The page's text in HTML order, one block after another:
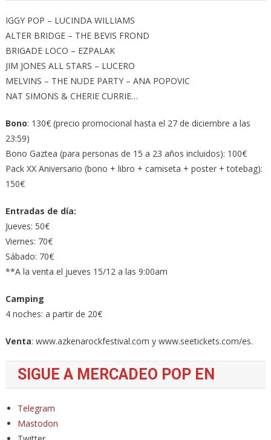
IGGY POP – LUCINDA WILLIAMS
ALTER BRIDGE – THE BEVIS FROND
BRIGADE LOCO – EZPALAK
JIM JONES ALL STARS – LUCERO
MELVINS – THE NUDE PARTY – ANA POPOVIC
NAT SIMONS & CHERIE CURRIE…
Bono: 130€ (precio promocional hasta el 27 de diciembre a las
23:59)
Bono Gaztea (para personas de 15 a 23 años incluidos): 100€
Pack XX Aniversario (bono + libro + camiseta + poster + totebag):
150€
Entradas de día:
Jueves: 50€
Viernes: 70€
Sábado: 70€
**A la venta el jueves 15/12 a las 9:00am
Camping
4 noches: a partir de 20€
Venta: www.azkenarockfestival.com y www.seetickets.com/es.
SIGUE A MERCADEO POP EN
Telegram
Mastodon